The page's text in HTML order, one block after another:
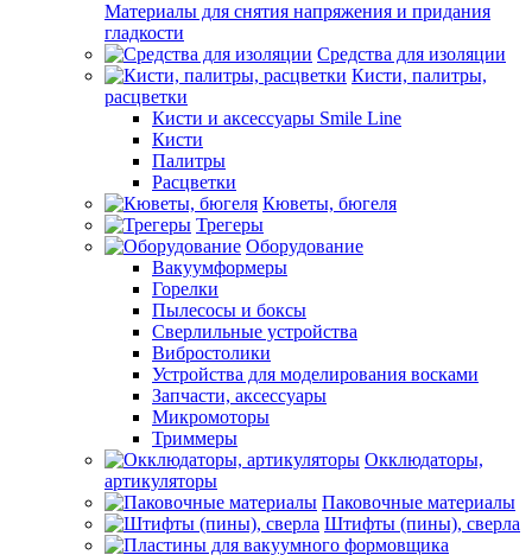
Материалы для снятия напряжения и придания
гладкости
Средства для изоляции
Кисти, палитры,
расцветки
Кисти и аксессуары Smile Line
Кисти
Палитры
Расцветки
Кюветы, бюгеля
Трегеры
Оборудование
Вакуумформеры
Горелки
Пылесосы и боксы
Сверлильные устройства
Вибростолики
Устройства для моделирования восками
Запчасти, аксессуары
Микромоторы
Триммеры
Окклюдаторы,
артикуляторы
Паковочные материалы
Штифты (пины), сверла